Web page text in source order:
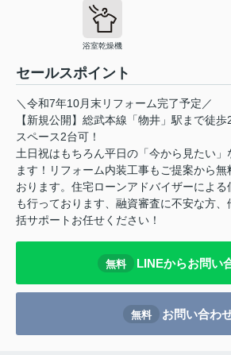
浴室乾燥機
セールスポイント
＼令和7年10月末リフォーム完了予定／
【新規公開】総武本線「物井」駅まで徒
スペース2台可！
土日祝はもちろん平日の「今から見たい」
ます！リフォーム内装工事もご提案から
おります。住宅ローンアドバイザーによ
も行っております、融資審査に不安な方
括サポートお任せください！
無料 LINEからお問い
無料 お問い合わ